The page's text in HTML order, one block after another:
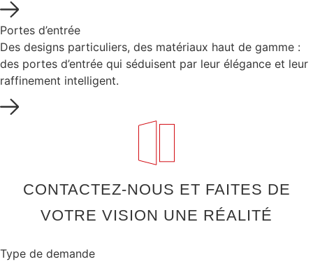
Portes d’entrée
Des designs particuliers, des matériaux haut de gamme :
des portes d’entrée qui séduisent par leur élégance et leur
raffinement intelligent.
CONTACTEZ-NOUS ET FAITES DE
VOTRE VISION UNE RÉALITÉ
Type de demande